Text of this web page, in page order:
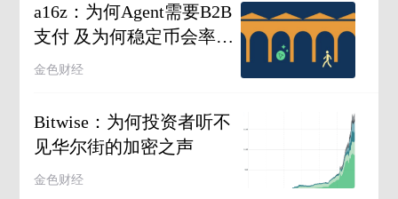
a16z：为何Agent需要B2B
支付 及为何稳定币会率先
胜出
金色财经
Bitwise：为何投资者听不
见华尔街的加密之声
金色财经